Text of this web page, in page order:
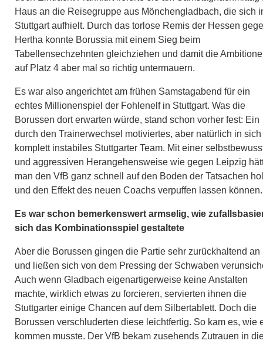
Haus an die Reisegruppe aus Mönchengladbach, die sich
Stuttgart aufhielt. Durch das torlose Remis der Hessen
Hertha konnte Borussia mit einem Sieg beim
Tabellensechzehnten gleichziehen und damit die
auf Platz 4 aber mal so richtig untermauern.
Es war also angerichtet am frühen Samstagabend für ein
echtes Millionenspiel der Fohlenelf in Stuttgart. Was die
Borussen dort erwarten würde, stand schon vorher fest: Ein
durch den Trainerwechsel motiviertes, aber natürlich in sich
komplett instabiles Stuttgarter Team. Mit einer
und aggressiven Herangehensweise wie gegen Leipzig
man den VfB ganz schnell auf den Boden der Tatsachen
und den Effekt des neuen Coachs verpuffen lassen können.
Es war schon bemerkenswert armselig, wie
sich das Kombinationsspiel gestaltete
Aber die Borussen gingen die Partie sehr zurückhaltend an
und ließen sich von dem Pressing der Schwaben
Auch wenn Gladbach eigenartigerweise keine Anstalten
machte, wirklich etwas zu forcieren, servierten ihnen die
Stuttgarter einige Chancen auf dem Silbertablett. Doch die
Borussen verschluderten diese leichtfertig. So kam es, wie
kommen musste. Der VfB bekam zusehends Zutrauen in